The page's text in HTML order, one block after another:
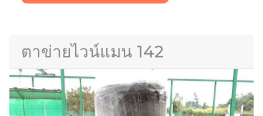
ตาข่ายไวน์แมน 142